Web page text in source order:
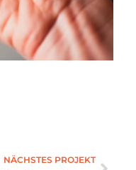
NÄCHSTES PROJEKT